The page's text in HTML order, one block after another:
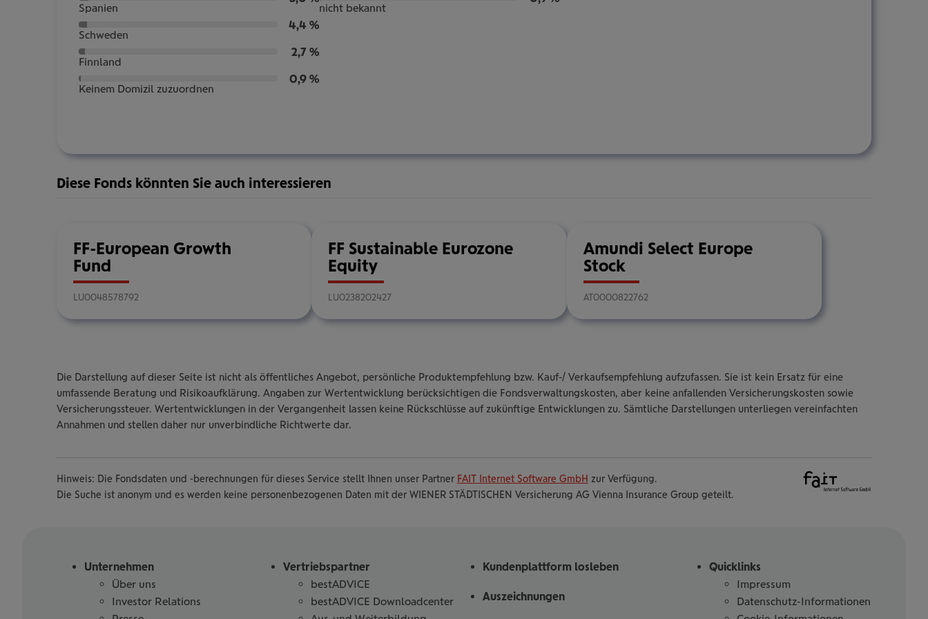
Spanien
Schweden
4,4 %
Finnland
2,7 %
Keinem Domizil zuzuordnen
0,9 %
nicht bekannt
Diese Fonds könnten Sie auch interessieren
FF-European Growth
Fund
LU0048578792
FF Sustainable Eurozone
Equity
LU0238202427
Amundi Select Europe
Stock
AT0000822762
Die Darstellung auf dieser Seite ist nicht als öffentliches Angebot, persönliche Produktempfehlung bzw. Kauf-/ Verkaufsempfehlung aufzufassen. Sie ist kein Ersatz für eine
umfassende Beratung und Risikoaufklärung. Angaben zur Wertentwicklung berücksichtigen die Fondsverwaltungskosten, aber keine anfallenden Versicherungskosten sowie
Versicherungssteuer. Wertentwicklungen in der Vergangenheit lassen keine Rückschlüsse auf zukünftige Entwicklungen zu. Sämtliche Darstellungen unterliegen vereinfachten
Annahmen und stellen daher nur unverbindliche Richtwerte dar.
Hinweis: Die Fondsdaten und -berechnungen für dieses Service stellt Ihnen unser Partner FAIT Internet Software GmbH zur Verfügung.
Die Suche ist anonym und es werden keine personenbezogenen Daten mit der WIENER STÄDTISCHEN Versicherung AG Vienna Insurance Group geteilt.
Unternehmen
Über uns
Investor Relations
Vertriebspartner
bestADVICE
bestADVICE Downloadcenter
Kundenplattform losleben
Auszeichnungen
Quicklinks
Impressum
Datenschutz-Informationen